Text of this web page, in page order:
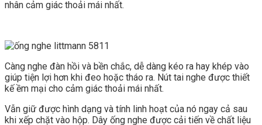
nhân cảm giác thoải mái nhất.
Càng nghe đàn hồi và bền chắc, dễ dàng kéo ra hay khép vào
giúp tiện lợi hơn khi đeo hoặc tháo ra. Nút tai nghe được thiết
kế ềm mại cho cảm giác thoải mái nhất.
Vẫn giữ được hình dạng và tính linh hoạt của nó ngay cả sau
khi xếp chặt vào hộp. Dây ống nghe được cải tiến về chất liệu